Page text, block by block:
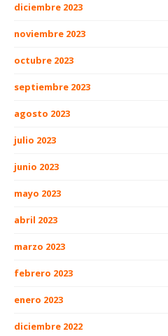
diciembre 2023
noviembre 2023
octubre 2023
septiembre 2023
agosto 2023
julio 2023
junio 2023
mayo 2023
abril 2023
marzo 2023
febrero 2023
enero 2023
diciembre 2022